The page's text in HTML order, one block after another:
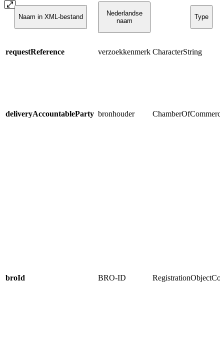
Naam in XML-bestand
Nederlandse
naam
Type
requestReference verzoekkenmerk CharacterString
deliveryAccountableParty bronhouder
broId BRO-ID